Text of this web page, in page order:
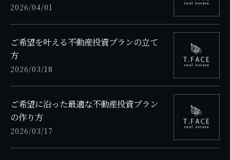
2026/04/01
ご希望を叶える不動産投資プランの立て
方
2026/03/18
ご希望に沿った最適な不動産投資プラン
の作り方
2026/03/17